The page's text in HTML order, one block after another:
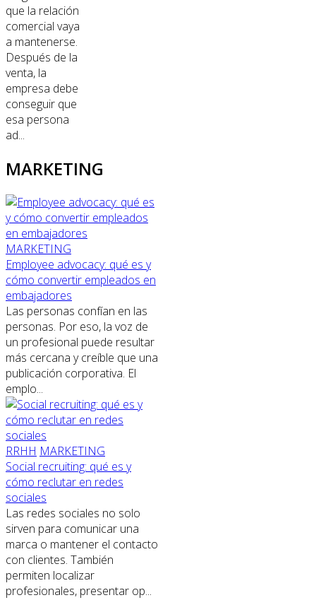
que la relación
comercial vaya
a mantenerse.
Después de la
venta, la
empresa debe
conseguir que
esa persona
ad...
MARKETING
MARKETING
Employee advocacy: qué es y
cómo convertir empleados en
embajadores
Las personas confían en las
personas. Por eso, la voz de
un profesional puede resultar
más cercana y creíble que una
publicación corporativa. El
emplo...
RRHH MARKETING
Social recruiting: qué es y
cómo reclutar en redes
sociales
Las redes sociales no solo
sirven para comunicar una
marca o mantener el contacto
con clientes. También
permiten localizar
profesionales, presentar op...